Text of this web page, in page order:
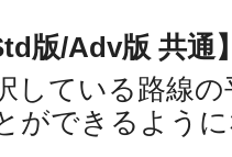
版/Adv版 共
している路線
ができるよう